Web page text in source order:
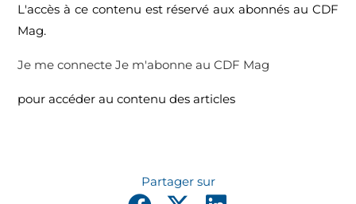
L'accès à ce contenu est réservé aux abonnés au CDF
Mag.
Je me connecte Je m'abonne au CDF Mag
pour accéder au contenu des articles